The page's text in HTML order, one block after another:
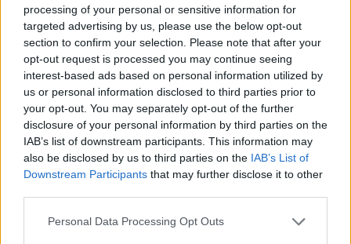
processing of your personal or sensitive information for
targeted advertising by us, please use the below opt-out
section to confirm your selection. Please note that after your
opt-out request is processed you may continue seeing
interest-based ads based on personal information utilized by
us or personal information disclosed to third parties prior to
your opt-out. You may separately opt-out of the further
disclosure of your personal information by third parties on the
IAB’s list of downstream participants. This information may
also be disclosed by us to third parties on the IAB’s List of
Downstream Participants that may further disclose it to other
Personal Data Processing Opt Outs
Η OpenAI βάζει φρένο σε νέο μοντέλο
λόγω ισχυρών δυνατοτήτων
κυβερνοασφάλειας